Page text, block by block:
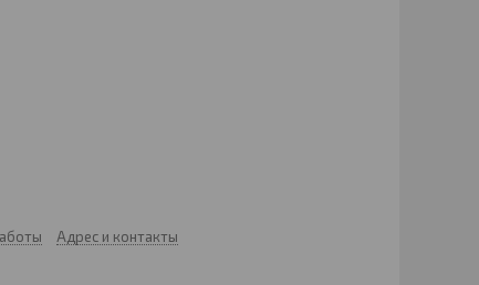
Адрес и контакты